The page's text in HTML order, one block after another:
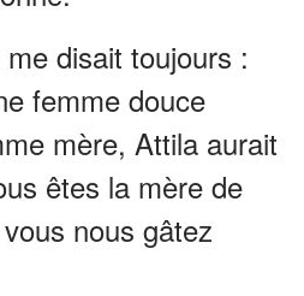
disait toujours :
femme douce
mère, Attila aurait
êtes la mère de
nous gâtez